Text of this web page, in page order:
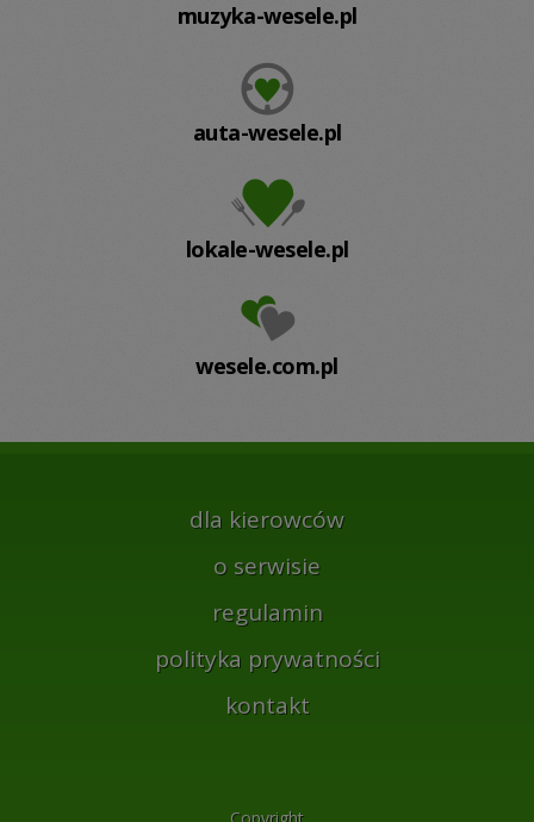
muzyka-wesele.pl
auta-wesele.pl
lokale-wesele.pl
wesele.com.pl
dla kierowców
o serwisie
regulamin
polityka prywatności
kontakt